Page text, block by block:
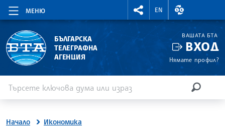
МЕНЮ
RIGHTMENU.SOCIAL
EN
ВАЛУТНИ
БЪЛГАРСКА
ТЕЛЕГРАФНА
АГЕНЦИЯ
ВАШАТА БТА
ВХОД
Нямате профил?
Начало Икономика